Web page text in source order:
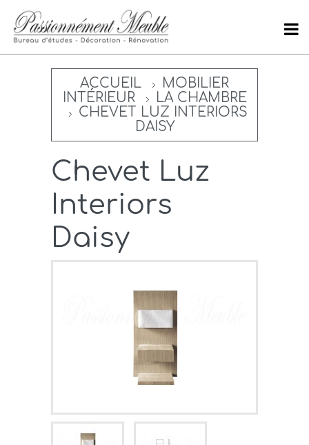
ACCUEIL
MOBILIER
INTÉRIEUR
LA CHAMBRE
CHEVET LUZ INTERIORS
DAISY
Chevet Luz
Interiors
Daisy